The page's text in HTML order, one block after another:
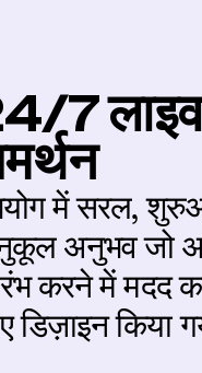
7
में सरल,
अनुभव जो
करने में मदद
डिज़ाइन किया